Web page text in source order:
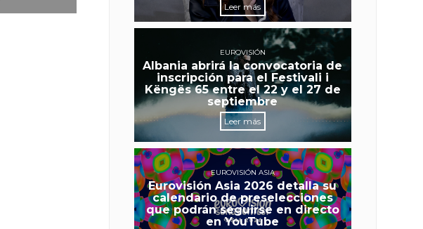
Leer más
EUROVISIÓN
Albania abrirá la convocatoria de
inscripción para el Festivali i
Këngës 65 entre el 22 y el 27 de
septiembre
Leer más
EUROVISIÓN ASIA
Eurovisión Asia 2026 detalla su
calendario de preselecciones
que podrán seguirse en directo
en YouTube